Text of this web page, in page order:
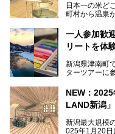
めに訪れたい
めました。
日本一の米ど
町村から温泉
温泉が利用が
サービスを
観光やレジャ
します。
一人参加歓
リートを体
新潟県津南町
ターツアーに
温泉ライター
「音浴」とは
NEW：
LAND新潟
新潟最大規模
025年1月20日